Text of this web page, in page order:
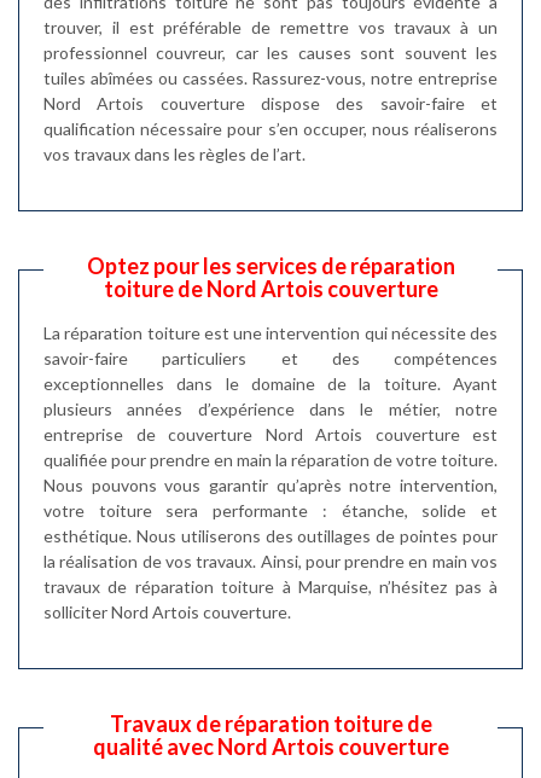
trouver, il est préférable de remettre vos travaux à un
professionnel couvreur, car les causes sont souvent les
tuiles abîmées ou cassées. Rassurez-vous, notre entreprise
Nord Artois couverture dispose des savoir-faire et
qualification nécessaire pour s’en occuper, nous réaliserons
vos travaux dans les règles de l’art.
Optez pour les services de réparation
toiture de Nord Artois couverture
La réparation toiture est une intervention qui nécessite des
savoir-faire particuliers et des compétences
exceptionnelles dans le domaine de la toiture. Ayant
plusieurs années d’expérience dans le métier, notre
entreprise de couverture Nord Artois couverture est
qualifiée pour prendre en main la réparation de votre toiture.
Nous pouvons vous garantir qu’après notre intervention,
votre toiture sera performante : étanche, solide et
esthétique. Nous utiliserons des outillages de pointes pour
la réalisation de vos travaux. Ainsi, pour prendre en main vos
travaux de réparation toiture à Marquise, n’hésitez pas à
solliciter Nord Artois couverture.
Travaux de réparation toiture de
qualité avec Nord Artois couverture